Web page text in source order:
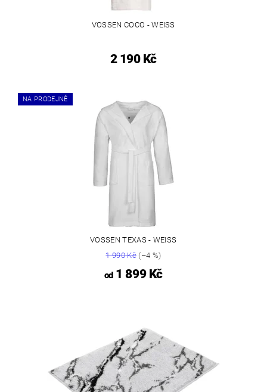
VOSSEN COCO - WEISS
2 190 Kč
NA PRODEJNĚ
VOSSEN TEXAS - WEISS
1 990 Kč(–4 %)
od1 899 Kč